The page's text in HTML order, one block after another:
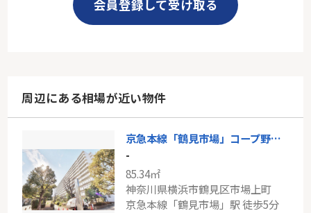
会員登録して受け取る
周辺にある相場が近い物件
京急本線「鶴見市場」コープ野村バードウッド鶴見弐番館
-
85.34㎡
神奈川県横浜市鶴見区市場上町
京急本線「鶴見市場」駅 徒歩5分